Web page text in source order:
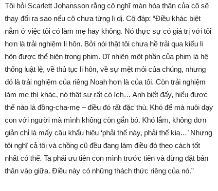
Tôi hỏi Scarlett Johansson rằng cô nghĩ màn hóa thân của cô sẽ
thay đổi ra sao nếu cô chưa từng li dị. Cô đáp: “Điều khác biệt
nằm ở việc tôi có làm mẹ hay không. Nó thực sự có giá trị với tôi
hơn là trải nghiệm li hôn. Bởi nói thật tôi chưa hề trải qua kiểu li
hôn được thể hiện trong phim. Dĩ nhiên một phần của phim là hệ
thống luật lệ, về thủ tục li hôn, về sự mệt mỏi của chúng, nhưng
đó là trải nghiệm của riêng Noah hơn là của tôi. Còn trải nghiệm
làm mẹ thì khác, nó thật sự rất có ích… Anh biết đấy, hiểu được
thế nào là đồng-cha-mẹ – điều đó rất đặc thù. Khó để mà nuôi dạy
con với người mà mình không còn gắn bó. Khó lắm, không đơn
giản chỉ là mấy câu khẩu hiệu ‘phải thế này, phải thế kia…’ Nhưng
tôi nghĩ cả tôi và chồng cũ đều đang làm điều đó theo cách tốt
nhất có thể. Ta phải ưu tiên con mình trước tiên và đừng đặt bản
thân vào giữa. Điều này có những thách thức riêng của nó.”